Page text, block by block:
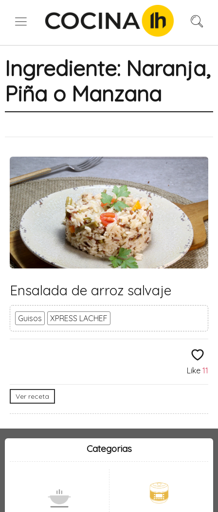
Ingrediente: Naranja,
Piña o Manzana
Ensalada de arroz salvaje
Guisos XPRESS LACHEF
Like 11
Ver receta
Categorias